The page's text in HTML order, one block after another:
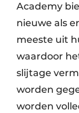
Academy
nieuwe als
meeste uit
waardoor
slijtage
worden
worden